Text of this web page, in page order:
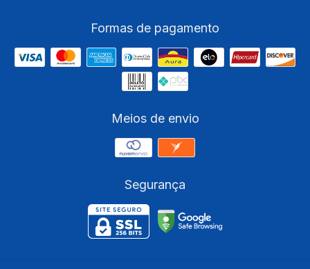
Formas de pagamento
Meios de envio
Segurança